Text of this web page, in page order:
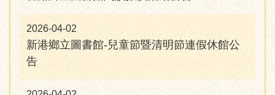
2026-04-02
新港鄉立圖書館-兒童節暨清明節連假休館公
告